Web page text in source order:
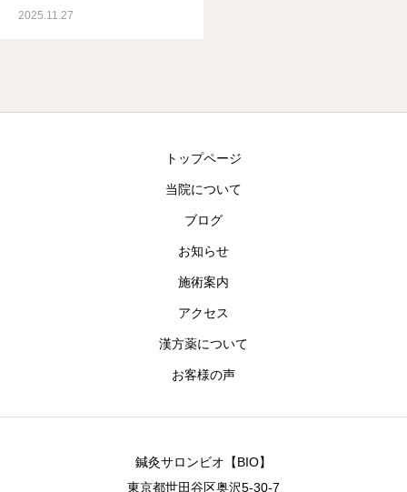
2025.11.27
トップページ
当院について
ブログ
お知らせ
施術案内
アクセス
漢方薬について
お客様の声
鍼灸サロンビオ【BIO】
東京都世田谷区奥沢5-30-7